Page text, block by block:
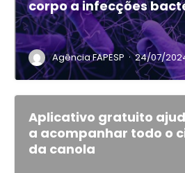
corpo a infecções
Agência FAPESP · 24/07/
Aplicativo gratuito
a acompanhar todo o
da canola